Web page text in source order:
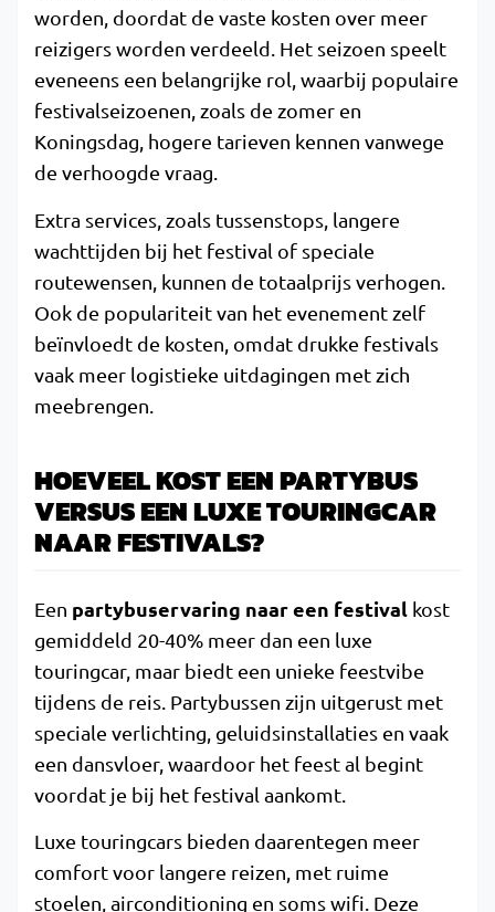
worden, doordat de vaste kosten over meer
reizigers worden verdeeld. Het seizoen speelt
eveneens een belangrijke rol, waarbij populaire
festivalseizoenen, zoals de zomer en
Koningsdag, hogere tarieven kennen vanwege
de verhoogde vraag.
Extra services, zoals tussenstops, langere
wachttijden bij het festival of speciale
routewensen, kunnen de totaalprijs verhogen.
Ook de populariteit van het evenement zelf
beïnvloedt de kosten, omdat drukke festivals
vaak meer logistieke uitdagingen met zich
meebrengen.
HOEVEEL KOST EEN PARTYBUS
VERSUS EEN LUXE TOURINGCAR
NAAR FESTIVALS?
Een partybuservaring naar een festival kost
gemiddeld 20-40% meer dan een luxe
touringcar, maar biedt een unieke feestvibe
tijdens de reis. Partybussen zijn uitgerust met
speciale verlichting, geluidsinstallaties en vaak
een dansvloer, waardoor het feest al begint
voordat je bij het festival aankomt.
Luxe touringcars bieden daarentegen meer
comfort voor langere reizen, met ruime
stoelen, airconditioning en soms wifi. Deze